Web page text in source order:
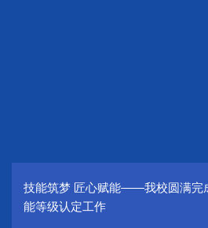
技能筑梦 匠心赋能——我校圆满完
能等级认定工作